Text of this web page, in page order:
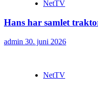
NetTV
Hans har samlet
admin 30. juni 2026
NetTV